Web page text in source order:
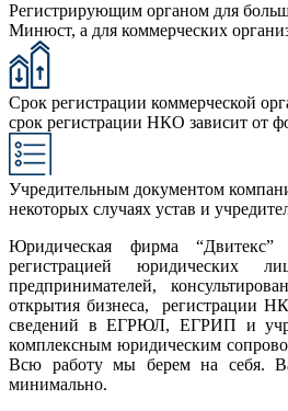
Регистрирующим органом для
Минюст, а для коммерческих
Срок регистрации коммерческой
срок регистрации НКО зависит от
Учредительным документом
некоторых случаях устав и
Юридическая фирма “Двитекс”
регистрацией юридических
предпринимателей,
открытия бизнеса, регистрации
сведений в ЕГРЮЛ, ЕГРИП и
комплексным юридическим
Всю работу мы берем на себя.
минимально.